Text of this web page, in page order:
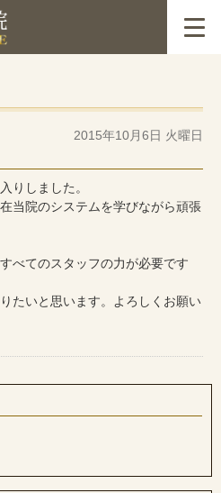
2015年10月6日 火曜日
りしました。
当院のシステムを学びながら頑張
べてのスタッフの力が必要です
たいと思います。よろしくお願い